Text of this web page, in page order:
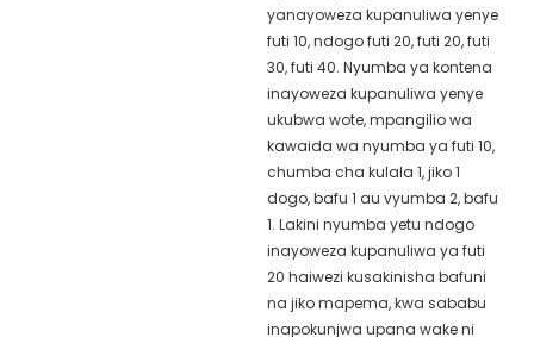
yanayoweza kupanuliwa yenye
futi 10, ndogo futi 20, futi 20, futi
30, futi 40. Nyumba ya kontena
inayoweza kupanuliwa yenye
ukubwa wote, mpangilio wa
kawaida wa nyumba ya futi 10,
chumba cha kulala 1, jiko 1
dogo, bafu 1 au vyumba 2, bafu
1. Lakini nyumba yetu ndogo
inayoweza kupanuliwa ya futi
20 haiwezi kusakinisha bafuni
na jiko mapema, kwa sababu
inapokunjwa upana wake ni